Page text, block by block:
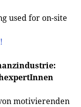
used for on-site
motivierenden